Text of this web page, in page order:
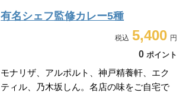
有名シェフ監修カレー5種
5,400
0 ポイント
モナリザ、アルポルト、神戸精養軒、エク
ティル、乃木坂しん。名店の味をご自宅で